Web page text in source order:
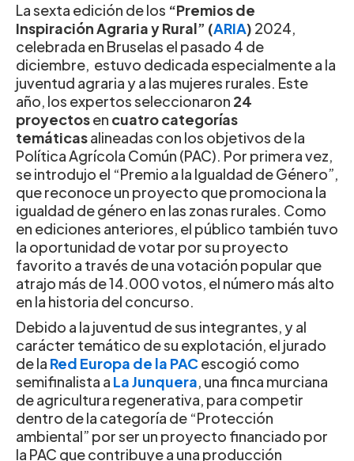
La sexta edición de los “Premios de
InspiraciónAgraria y Rural” (ARIA) 2024,
celebrada en Bruselas el pasado 4 de
diciembre, estuvo dedicada especialmente a la
juventud agraria y a las mujeres rurales. Este
año, los expertos seleccionaron 24
proyectosen cuatro categorías
temáticasalineadas con los objetivos de la
Política Agrícola Común (PAC). Por primera vez,
se introdujo el “Premio a la Igualdad de Género”,
que reconoce un proyecto que promociona la
igualdad de género en las zonas rurales. Como
en ediciones anteriores, el público también tuvo
la oportunidad de votar por su proyecto
favorito a través de una votación popular que
atrajo más de 14.000 votos, el número más alto
en la historia del concurso.
Debido a la juventud de sus integrantes, y al
carácter temático de su explotación, el jurado
de la Red Europa de la PACescogió como
semifinalista a La Junquera, una finca murciana
de agricultura regenerativa, para competir
dentro de la categoría de “Protección
ambiental” por ser un proyecto financiado por
la PAC que contribuye a una producción